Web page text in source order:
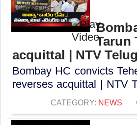
Tarun
acquittal | NTV
Bombay HC convicts
reverses acquittal | NTV
CATEGORY: NEWS